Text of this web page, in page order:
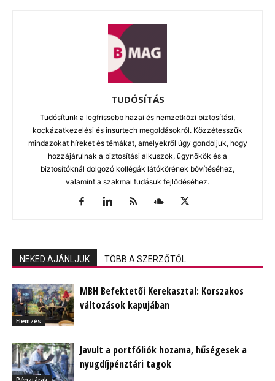
TUDÓSÍTÁS
Tudósítunk a legfrissebb hazai és nemzetközi biztosítási,
kockázatkezelési és insurtech megoldásokról. Közzétesszük
mindazokat híreket és témákat, amelyekről úgy gondoljuk, hogy
hozzájárulnak a biztosítási alkuszok, ügynökök és a
biztosítóknál dolgozó kollégák látókörének bővítéséhez,
valamint a szakmai tudásuk fejlődéséhez.
NEKED AJÁNLJUK TÖBB A SZERZŐTŐL
Elemzés
MBH Befektetői Kerekasztal: Korszakos
változások kapujában
Javult a portfóliók hozama, hűségesek a
nyugdíjpénztári tagok